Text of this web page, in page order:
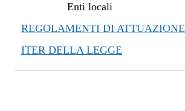
Enti locali
REGOLAMENTI DI ATTUAZIONE
ITER DELLA LEGGE